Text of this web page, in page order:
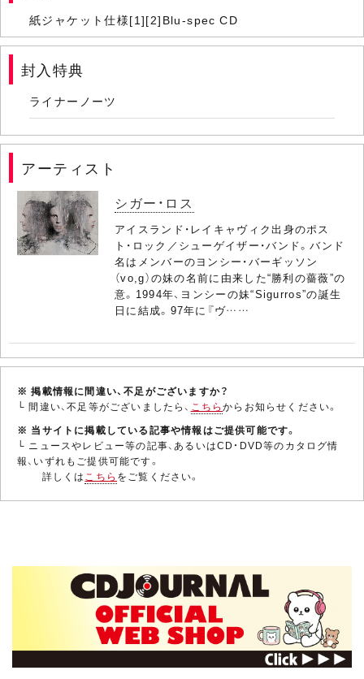
紙ジャケット仕様[1][2]Blu-spec CD
封入特典
ライナーノーツ
アーティスト
シガー・ロス
アイスランド・レイキャヴィク出身のポス
ト・ロック／シューゲイザー・バンド。バンド
名はメンバーのヨンシー・バーギッソン
（vo,g）の妹の名前に由来した“勝利の薔薇”の
意。1994年、ヨンシーの妹“Sigurros”の誕生
日に結成。97年に『ヴ……
※ 掲載情報に間違い、不足がございますか？
└ 間違い、不足等がございましたら、 こちらからお知らせください。
※ 当サイトに掲載している記事や情報はご提供可能です。
└ ニュースやレビュー等の記事、あるいはCD・DVD等のカタログ情
報、いずれもご提供可能です。
詳しくはこちら をご覧ください。